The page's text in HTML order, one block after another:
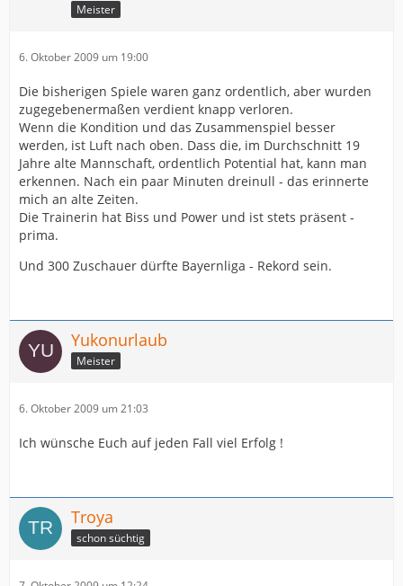
Meister
6. Oktober 2009 um 19:00
Die bisherigen Spiele waren ganz ordentlich, aber wurden
zugegebenermaßen verdient knapp verloren.
Wenn die Kondition und das Zusammenspiel besser
werden, ist Luft nach oben. Dass die, im Durchschnitt 19
Jahre alte Mannschaft, ordentlich Potential hat, kann man
erkennen. Nach ein paar Minuten dreinull - das erinnerte
mich an alte Zeiten.
Die Trainerin hat Biss und Power und ist stets präsent -
prima.
Und 300 Zuschauer dürfte Bayernliga - Rekord sein.
Yukonurlaub
Meister
6. Oktober 2009 um 21:03
Ich wünsche Euch auf jeden Fall viel Erfolg !
Troya
schon süchtig